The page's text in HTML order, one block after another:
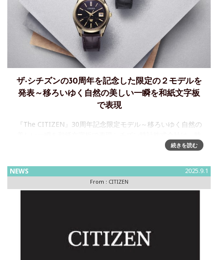
ザ‧シチズンの30周年を記念した限定の２モデルを
発表～移ろいゆく自然の美しい一瞬を和紙文字板
で表現
『The CITIZEN』30周年記念限定モデル～移ろいゆく自然の
計の本質を追求し、卓越した精度を誇る高品質ウオッチ
続きを読む
NEWS 2025.9.1
From : CITIZEN